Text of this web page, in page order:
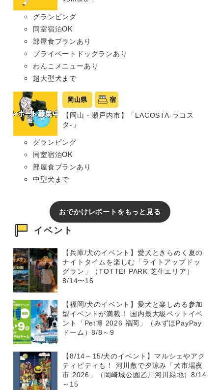
グランピング
同室宿泊OK
部屋食プランあり
プライベートドッグランあり
わんこメニューあり
超大型犬まで
岡山県 宿
【岡山・瀬戸内市】「LACOSTA-ラコス
タ-」
グランピング
同室宿泊OK
部屋食プランあり
中型犬まで
おでかけレポートをもっと見る
イベント
【兵庫/犬のイベント】愛犬ときらめく夏の
ナイトタイムを楽しむ「ライトアップドッ
グラン」（TOTTEI PARK 芝生エリア）
8/14〜16
【福岡/犬のイベント】愛犬と楽しめる参加
型イベントが満載！ 国内最大級ペットイベ
ント「Pet博 2026 福岡」（みずほPayPay
ドーム）8/8～9
【8/14～15/犬のイベント】マルシェやアク
ティビティも！ 河川敷で夕涼み「犬市場夜
市 2026」（岡崎城公園乙川河川緑地）8/14
～15